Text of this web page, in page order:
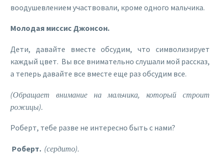
воодушевлением участвовали, кроме одного мальчика.
Молодая миссис Джонсон.
Дети, давайте вместе обсудим, что символизирует
каждый цвет. Вы все внимательно слушали мой рассказ,
а теперь давайте все вместе еще раз обсудим все.
(Обращает внимание на мальчика, который строит
рожицы).
Роберт, тебе разве не интересно быть с нами?
Роберт. (сердито).